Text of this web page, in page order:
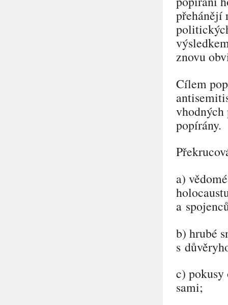
přehánějí
znovu
Cílem
vhodných
popírány.
a)
a
b) hrubé
s
c) pokusy
sami;